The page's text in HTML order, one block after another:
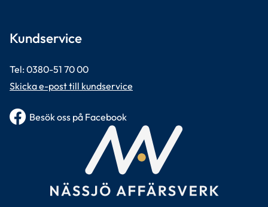
Kundservice
Tel: 0380-51 70 00
Skicka e-post till kundservice
Besök oss på Facebook